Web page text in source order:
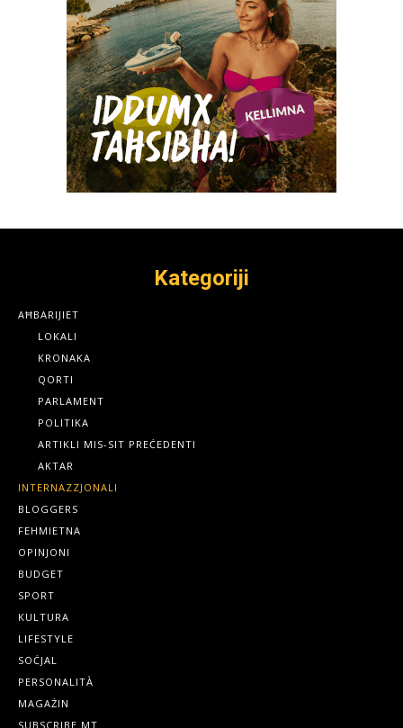
Kategoriji
AĦBARIJIET
LOKALI
KRONAKA
QORTI
PARLAMENT
POLITIKA
ARTIKLI MIS-SIT PREĊEDENTI
AKTAR
INTERNAZZJONALI
BLOGGERS
FEHMIETNA
OPINJONI
BUDGET
SPORT
KULTURA
LIFESTYLE
SOĊJAL
PERSONALITÀ
MAGAŻIN
SUBSCRIBE.MT